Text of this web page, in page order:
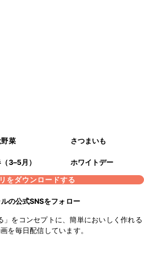
菜 さつまいも
3–5月）
ホワイトデー
をダウンロードする
の公式SNSをフォロー
」をコンセプトに、簡単においしく作れる
を毎日配信しています。